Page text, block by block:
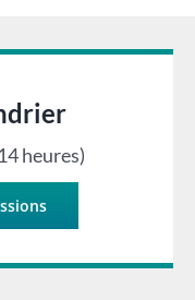
heures)